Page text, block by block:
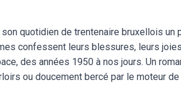
quotidien de trentenaire bruxellois un
confessent leurs blessures, leurs
des années 1950 à nos jours. Un
ou doucement bercé par le moteur de